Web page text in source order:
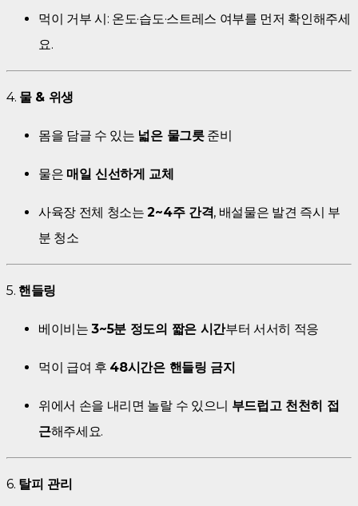
먹이 거부 시: 온도·습도·스트레스 여부를 먼저 확인해주세
요.
4. 물 & 위생
몸을 담글 수 있는 넓은 물그릇준비
물은 매일 신선하게 교체
사육장 전체 청소는2~4주 간격, 배설물은 발견 즉시 부
분 청소
5. 핸들링
베이비는3~5분 정도의 짧은 시간부터 서서히 적응
먹이 급여 후 48시간은 핸들링 금지
위에서 손을 내리면 놀랄 수 있으니 부드럽고 천천히 접
근해주세요.
6. 탈피 관리